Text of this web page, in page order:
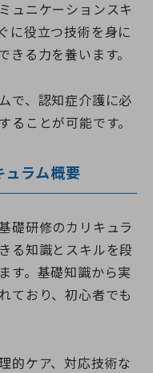
ュニケーションスキ
に役立つ技術を身に
きる力を養います。
で、認知症介護に必
ることが可能です。
ュラム概要
礎研修のカリキュラ
る知識とスキルを段
す。基礎知識から実
ており、初心者でも
的ケア、対応技術な